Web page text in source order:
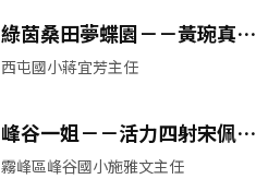
綠茵桑田夢蝶園－－黃琬真老
師
西屯國小蔣宜芳主任
峰谷一姐－－活力四射宋佩娟
老師
霧峰區峰谷國小施雅文主任